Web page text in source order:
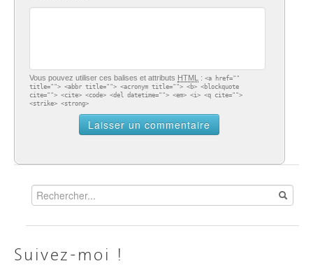
Vous pouvez utiliser ces balises et attributs HTML : <a href=""
title=""> <abbr title=""> <acronym title=""> <b> <blockquote
cite=""> <cite> <code> <del datetime=""> <em> <i> <q cite="">
<strike> <strong>
Suivez-moi !